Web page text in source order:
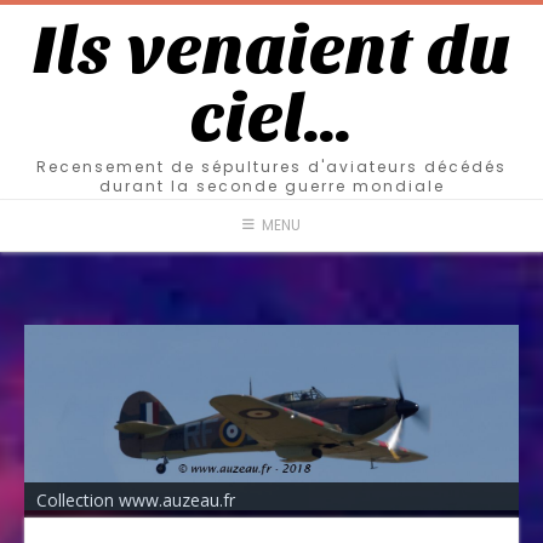
Ils venaient du
ciel…
Recensement de sépultures d'aviateurs décédés
durant la seconde guerre mondiale
MENU
Collection www.auzeau.fr